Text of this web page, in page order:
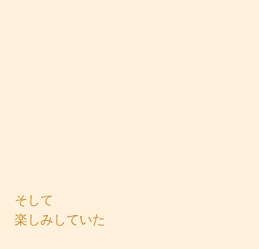
そして
楽しみしていた